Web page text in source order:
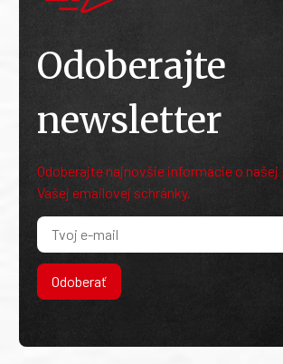
Odoberajte
newsletter
Odoberajte najnovšie informácie o našej
Vašej emailovej schránky.
Odoberať